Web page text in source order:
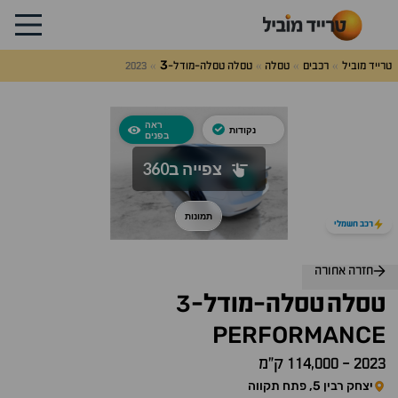
טרייד מוביל רכבים טסלה טסלה טסלה-מודל-3
2023
חזרה אחורה
טסלהטסלה-מודל-3
PERFORMANCE
2023
- 114,000 ק״מ
יצחק רבין 5, פתח תקווה
רכב חשמלי